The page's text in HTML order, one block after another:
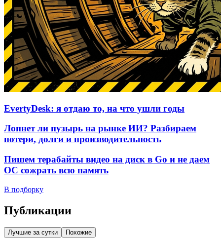
EvertyDesk: я отдаю то, на что ушли годы
Лопнет ли пузырь на рынке ИИ? Разбираем
потери, долги и производительность
Пишем терабайты видео на диск в Go и не даем
ОС сожрать всю память
В подборку
Публикации
Лучшие за сутки Похожие